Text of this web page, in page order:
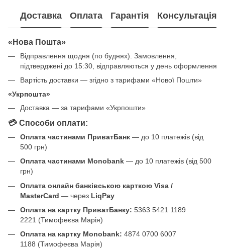
Доставка Оплата Гарантія Консультація
«Нова Пошта»
Відправлення щодня (по буднях). Замовлення,
підтверджені до 15:30, відправляються у день оформлення
Вартість доставки — згідно з тарифами «Нової Пошти»
«Укрпошта»
Доставка — за тарифами «Укрпошти»
💳 Способи оплати:
Оплата частинами ПриватБанк — до 10 платежів (від
500 грн)
Оплата частинами Monobank — до 10 платежів (від 500
грн)
Оплата онлайн банківською карткою Visa /
MasterCard — через LiqPay
Оплата на картку ПриватБанку: 5363 5421 1189
2221 (Тимофеєва Марія)
Оплата на картку Monobank: 4874 0700 6007
1188 (Тимофеєва Марія)